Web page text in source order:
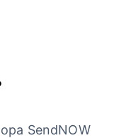
SendNOW